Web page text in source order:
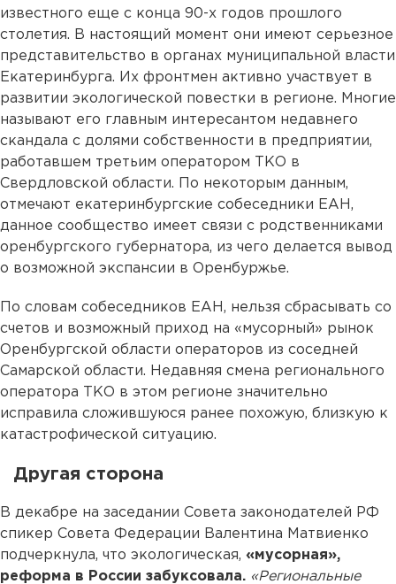
известного еще с конца 90-х годов прошлого
столетия. В настоящий момент они имеют серьезное
представительство в органах муниципальной власти
Екатеринбурга. Их фронтмен активно участвует в
развитии экологической повестки в регионе. Многие
называют его главным интересантом недавнего
скандала с долями собственности в предприятии,
работавшем третьим оператором ТКО в
Свердловской области. По некоторым данным,
отмечают екатеринбургские собеседники ЕАН,
данное сообщество имеет связи с родственниками
оренбургского губернатора, из чего делается вывод
о возможной экспансии в Оренбуржье.
По словам собеседников ЕАН, нельзя сбрасывать со
счетов и возможный приход на «мусорный» рынок
Оренбургской области операторов из соседней
Самарской области. Недавняя смена регионального
оператора ТКО в этом регионе значительно
исправила сложившуюся ранее похожую, близкую к
катастрофической ситуацию.
Другая сторона
В декабре на заседании Совета законодателей РФ
спикер Совета Федерации Валентина Матвиенко
подчеркнула, что экологическая, «мусорная»,
реформа в России забуксовала. «Региональные